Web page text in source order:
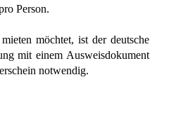
Person.
möchtet, ist der deutsche
mit einem Ausweisdokument
notwendig.